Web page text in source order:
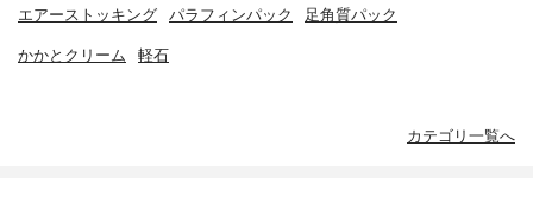
エアーストッキング パラフィンパック 足角質パック
かかとクリーム 軽石
カテゴリ一覧へ